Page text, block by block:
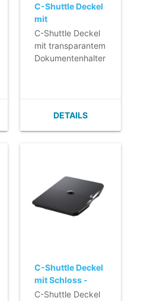
C-Shuttle Deckel
mit
transparantem
Dokumentenhalter
C-Shuttle Deckel
mit transparantem
Dokumentenhalter
DETAILS
C-Shuttle Deckel
mit Schloss -
schwarz
C-Shuttle Deckel